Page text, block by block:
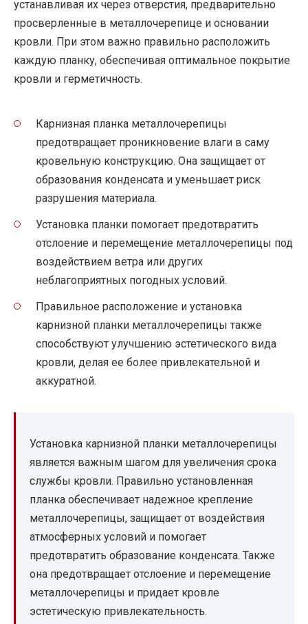
устанавливая их через отверстия, предварительно
просверленные в металлочерепице и основании
кровли. При этом важно правильно расположить
каждую планку, обеспечивая оптимальное покрытие
кровли и герметичность.
Карнизная планка металлочерепицы
предотвращает проникновение влаги в саму
кровельную конструкцию. Она защищает от
образования конденсата и уменьшает риск
разрушения материала.
Установка планки помогает предотвратить
отслоение и перемещение металлочерепицы под
воздействием ветра или других
неблагоприятных погодных условий.
Правильное расположение и установка
карнизной планки металлочерепицы также
способствуют улучшению эстетического вида
кровли, делая ее более привлекательной и
аккуратной.
Установка карнизной планки металлочерепицы
является важным шагом для увеличения срока
службы кровли. Правильно установленная
планка обеспечивает надежное крепление
металлочерепицы, защищает от воздействия
атмосферных условий и помогает
предотвратить образование конденсата. Также
она предотвращает отслоение и перемещение
металлочерепицы и придает кровле
эстетическую привлекательность.